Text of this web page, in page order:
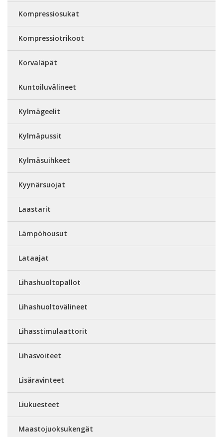
Kompressiosukat
Kompressiotrikoot
Korvaläpät
Kuntoiluvälineet
Kylmägeelit
Kylmäpussit
Kylmäsuihkeet
Kyynärsuojat
Laastarit
Lämpöhousut
Lataajat
Lihashuoltopallot
Lihashuoltovälineet
Lihasstimulaattorit
Lihasvoiteet
Lisäravinteet
Liukuesteet
Maastojuoksukengät